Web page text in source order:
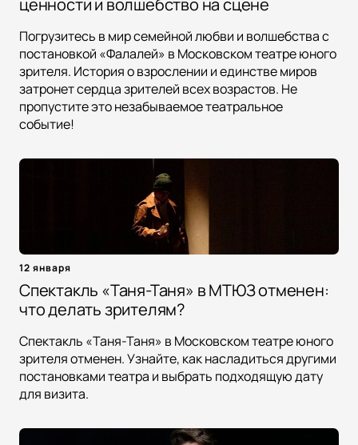
ценности и волшебство на сцене
Погрузитесь в мир семейной любви и волшебства с
постановкой «Фалалей» в Московском театре юного
зрителя. История о взрослении и единстве миров
затронет сердца зрителей всех возрастов. Не
пропустите это незабываемое театральное
событие!
12 января
Спектакль «Таня-Таня» в МТЮЗ отменен:
что делать зрителям?
Спектакль «Таня-Таня» в Московском театре юного
зрителя отменен. Узнайте, как насладиться другими
постановками театра и выбрать подходящую дату
для визита.